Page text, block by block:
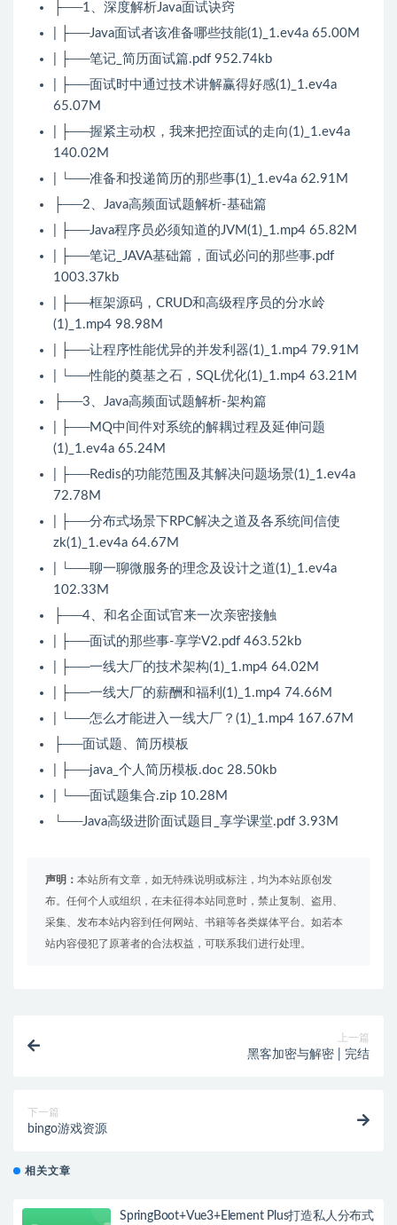
├──1、深度解析Java面试诀窍
| ├──Java面试者该准备哪些技能(1)_1.ev4a 65.00M
| ├──笔记_简历面试篇.pdf 952.74kb
| ├──面试时中通过技术讲解赢得好感(1)_1.ev4a
65.07M
| ├──握紧主动权，我来把控面试的走向(1)_1.ev4a
140.02M
| └──准备和投递简历的那些事(1)_1.ev4a 62.91M
├──2、Java高频面试题解析-基础篇
| ├──Java程序员必须知道的JVM(1)_1.mp4 65.82M
| ├──笔记_JAVA基础篇，面试必问的那些事.pdf
1003.37kb
| ├──框架源码，CRUD和高级程序员的分水岭
(1)_1.mp4 98.98M
| ├──让程序性能优异的并发利器(1)_1.mp4 79.91M
| └──性能的奠基之石，SQL优化(1)_1.mp4 63.21M
├──3、Java高频面试题解析-架构篇
| ├──MQ中间件对系统的解耦过程及延伸问题
(1)_1.ev4a 65.24M
| ├──Redis的功能范围及其解决问题场景(1)_1.ev4a
72.78M
| ├──分布式场景下RPC解决之道及各系统间信使
zk(1)_1.ev4a 64.67M
| └──聊一聊微服务的理念及设计之道(1)_1.ev4a
102.33M
├──4、和名企面试官来一次亲密接触
| ├──面试的那些事-享学V2.pdf 463.52kb
| ├──一线大厂的技术架构(1)_1.mp4 64.02M
| ├──一线大厂的薪酬和福利(1)_1.mp4 74.66M
| └──怎么才能进入一线大厂？(1)_1.mp4 167.67M
├──面试题、简历模板
| ├──java_个人简历模板.doc 28.50kb
| └──面试题集合.zip 10.28M
└──Java高级进阶面试题目_享学课堂.pdf 3.93M
声明： 本站所有文章，如无特殊说明或标注，均为本站原创发
布。任何个人或组织，在未征得本站同意时，禁止复制、盗用、
采集、发布本站内容到任何网站、书籍等各类媒体平台。如若本
站内容侵犯了原著者的合法权益，可联系我们进行处理。
上一篇
黑客加密与解密 | 完结
下一篇
bingo游戏资源
相关文章
SpringBoot+Vue3+Element Plus打造私人分布式